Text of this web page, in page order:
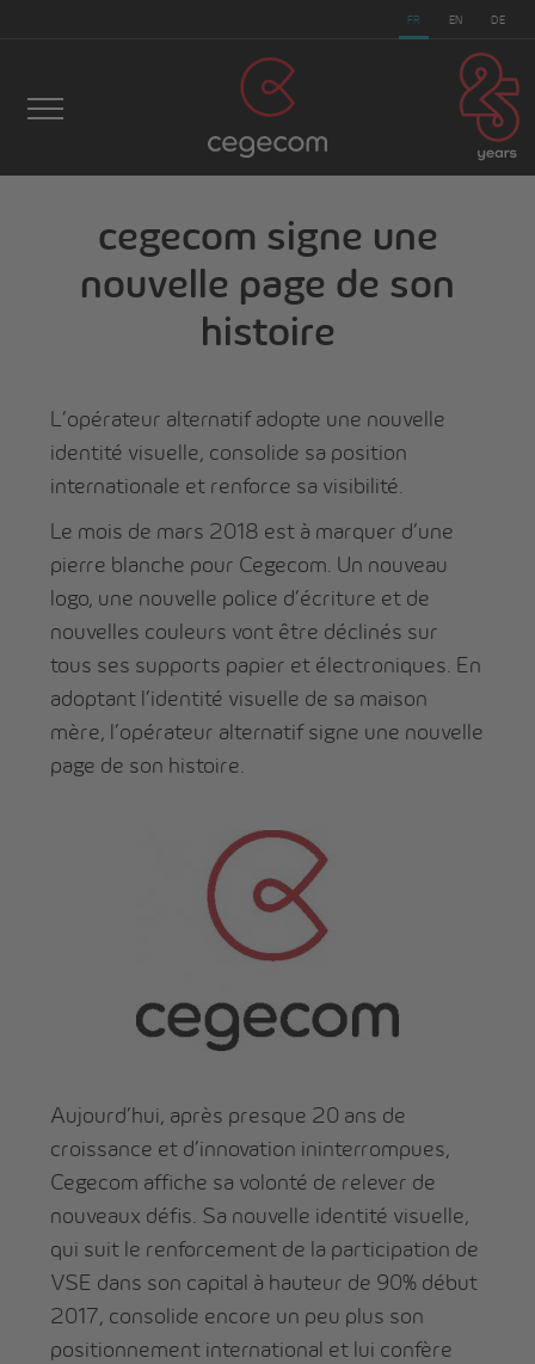
FR EN DE
cegecom > Actualités >cegecom signe une nouvelle
page de son histoire
cegecom signe une
nouvelle page de son
histoire
L’opérateur alternatif adopte une nouvelle
identité visuelle, consolide sa position
internationale et renforce sa visibilité.
Le mois de mars 2018 est à marquer d’une
pierre blanche pour Cegecom. Un nouveau
logo, une nouvelle police d’écriture et de
nouvelles couleurs vont être déclinés sur
tous ses supports papier et électroniques. En
adoptant l’identité visuelle de sa maison
mère, l’opérateur alternatif signe une nouvelle
page de son histoire.
Aujourd’hui, après presque 20 ans de
croissance et d’innovation ininterrompues,
Cegecom affiche sa volonté de relever de
nouveaux défis. Sa nouvelle identité visuelle,
qui suit le renforcement de la participation de
VSE dans son capital à hauteur de 90% début
2017, consolide encore un peu plus son
positionnement international et lui confère